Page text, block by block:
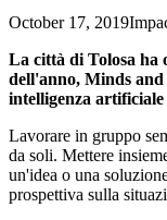
October 17, 2019
La città di Tolosa ha
dell'anno, Minds
intelligenza artificiale
Lavorare in gruppo
da soli. Mettere
un'idea o una
prospettiva sulla